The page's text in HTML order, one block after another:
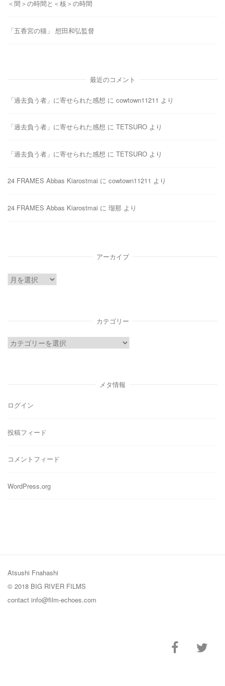
＜間＞の時間と＜核＞の時間
「五香宮の猫」 想田和弘監督
最近のコメント
「過去負う者」に寄せられた感想 に cowtown11211 より
「過去負う者」に寄せられた感想 に TETSURO より
「過去負う者」に寄せられた感想 に TETSURO より
24 FRAMES Abbas Kiarostmai に cowtown11211 より
24 FRAMES Abbas Kiarostmai に 瑠那 より
アーカイブ
ア
カテゴリー
カ
メタ情報
ログイン
投稿フィード
コメントフィード
WordPress.org
Atsushi Fnahashi
© 2018 BIG RIVER FILMS
contact info@film-echoes.com